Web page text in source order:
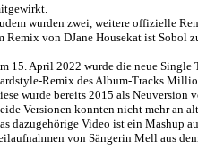
wurden zwei, weitere offizielle
Remix von DJane Housekat ist Sobol
15. April 2022 wurde die neue
Remix des Album-Tracks
wurde bereits 2015 als Neuversion
Versionen konnten nicht mehr an
dazugehörige Video ist ein Mashup
von Sängerin Mell aus